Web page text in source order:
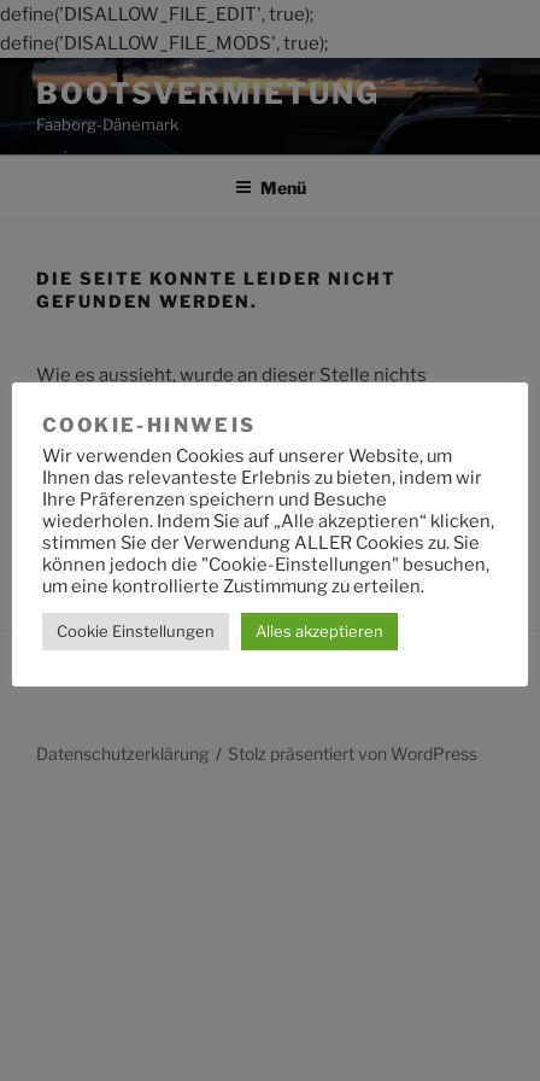
define('DISALLOW_FILE_EDIT', true);
define('DISALLOW_FILE_MODS', true);
Zum
Inhalt
springen
BOOTSVERMIETUNG
Faaborg-Dänemark
Menü
DIE SEITE KONNTE LEIDER NICHT
GEFUNDEN WERDEN.
Wie es aussieht, wurde an dieser Stelle nichts
Suche
nach:
Datenschutzerklärung Stolz präsentiert von WordPress
COOKIE-HINWEIS
Wir verwenden Cookies auf unserer Website, um
Ihnen das relevanteste Erlebnis zu bieten, indem wir
Ihre Präferenzen speichern und Besuche
wiederholen. Indem Sie auf „Alle akzeptieren“ klicken,
stimmen Sie der Verwendung ALLER Cookies zu. Sie
können jedoch die "Cookie-Einstellungen" besuchen,
um eine kontrollierte Zustimmung zu erteilen.
Cookie Einstellungen Alles akzeptieren